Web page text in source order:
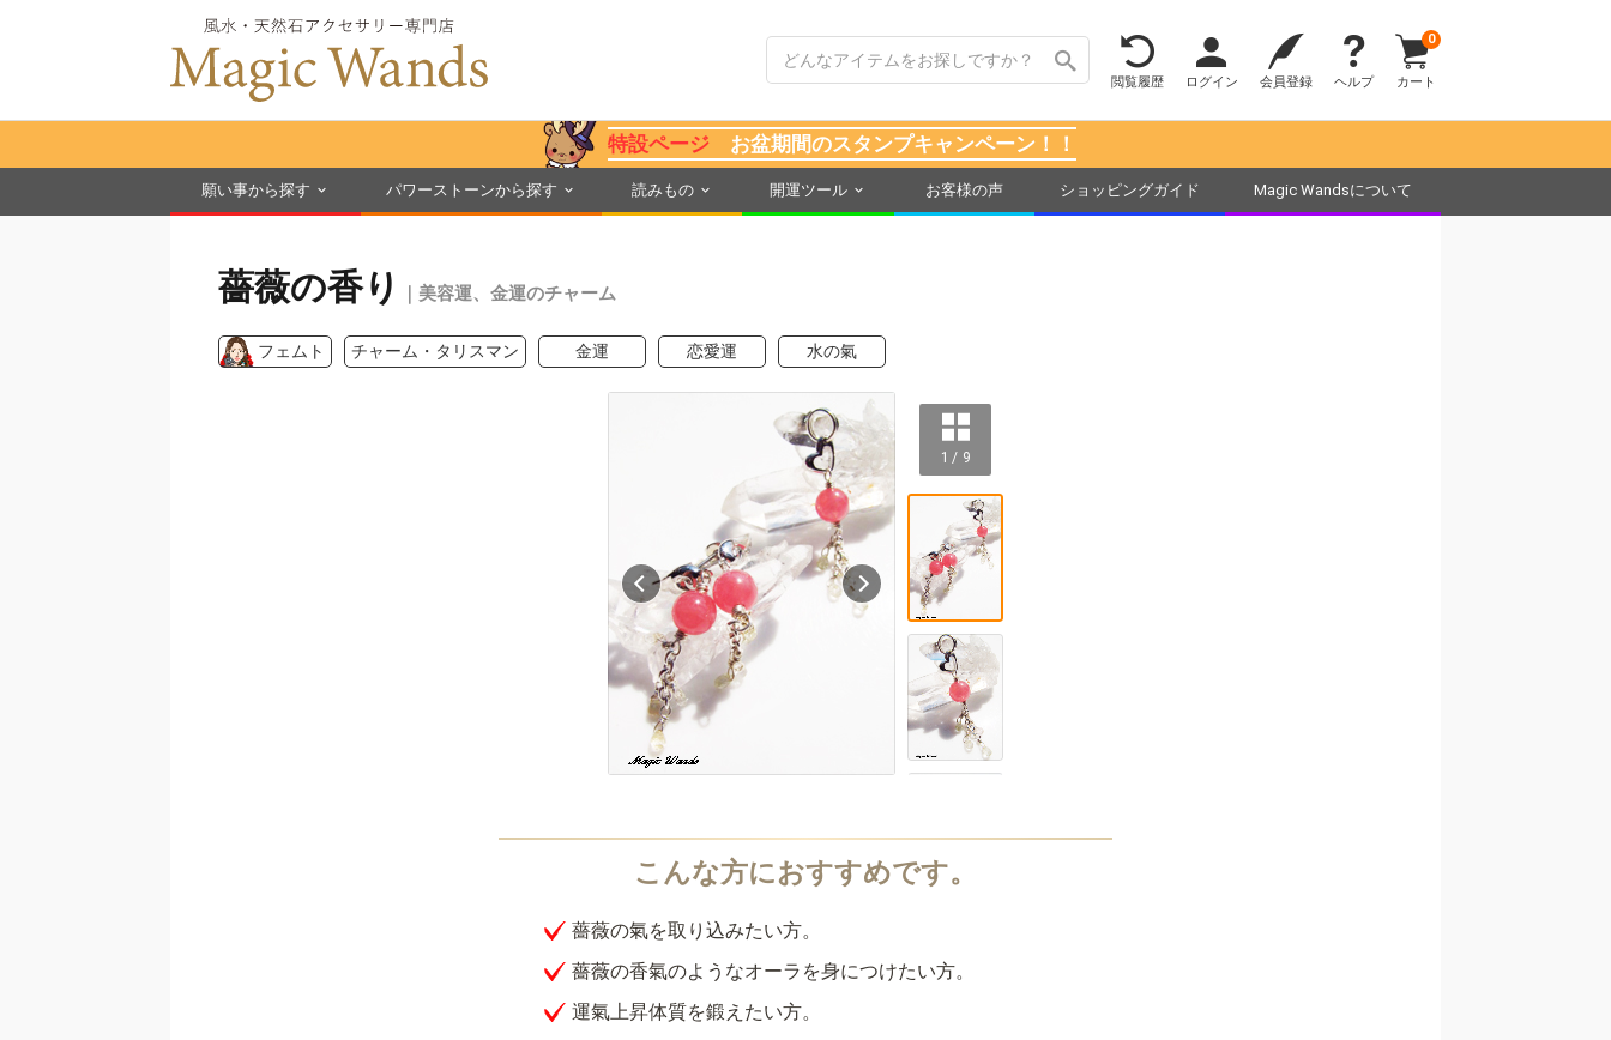
閲覧履歴 ログイン 会員登録 ヘルプ カート
0
特設ページ お盆期間のスタンプキャンペーン！！
願い事から探す パワーストーンから探す 読みもの 開運ツール お客様の声 ショッピングガイド Magic Wandsについて
薔薇の香り ｜美容運、金運のチャーム
フェムト チャーム・タリスマン 金運 恋愛運 水の氣
1 / 9
薔薇の氣を取り込みたい方。
薔薇の香氣のようなオーラを身につけたい方。
運氣上昇体質を鍛えたい方。